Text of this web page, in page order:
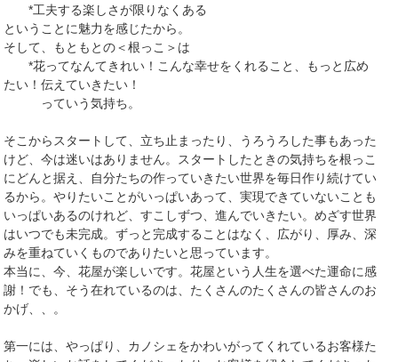
*工夫する楽しさが限りなくある
ということに魅力を感じたから。
そして、もともとの＜根っこ＞は
*花ってなんてきれい！こんな幸せをくれること、もっと広め
たい！伝えていきたい！
っていう気持ち。
そこからスタートして、立ち止まったり、うろうろした事もあった
けど、今は迷いはありません。スタートしたときの気持ちを根っこ
にどんと据え、自分たちの作っていきたい世界を毎日作り続けてい
るから。やりたいことがいっぱいあって、実現できていないことも
いっぱいあるのけれど、すこしずつ、進んでいきたい。めざす世界
はいつでも未完成。ずっと完成することはなく、広がり、厚み、深
みを重ねていくものでありたいと思っています。
本当に、今、花屋が楽しいです。花屋という人生を選べた運命に感
謝！でも、そう在れているのは、たくさんのたくさんの皆さんのお
かげ、、。
第一には、やっぱり、カノシェをかわいがってくれているお客様た